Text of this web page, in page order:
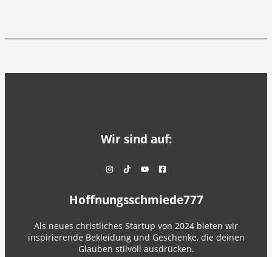
Wir sind auf:
Hoffnungsschmiede777
Als neues christliches Startup von 2024 bieten wir
inspirierende Bekleidung und Geschenke, die deinen
Glauben stilvoll ausdrücken.